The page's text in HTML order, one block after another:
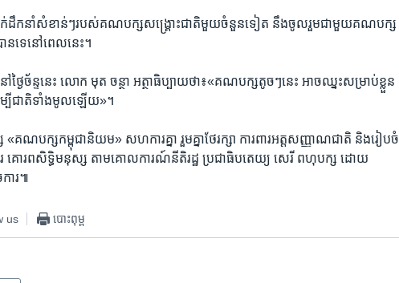
ក់​ដឹកនាំ​សំខាន់ៗ​របស់​គណបក្ស​សង្រ្គោះ​ជាតិ​មួយ​ចំនួន​ទៀត នឹង​ចូលរួម​ជាមួយ​គណ​បក្ស
ន​ទេ​នៅ​ពេល​នេះ។
ៃ​ច័ន្ទ​នេះ លោក​ មុត ចន្ថា អត្ថាធិប្បាយ​ថា៖«គណបក្ស​តូចៗ​នេះ អាច​ឈ្នះ​សម្រាប់​ខ្លួន​
ម្បី​ជាតិ​ទាំង​មូល​ឡើយ»។
ណបក្ស​កម្ពុជា​និយម» សហការ​គ្នា រួម​គ្នា​ថែរក្សា​ ការពារ​អត្ត​សញ្ញាណ​ជាតិ និង​រៀប​ចំ​
គោរព​សិទ្ធិ​មនុស្ស តាម​គោល​ការណ៍​នីតិរដ្ឋ ប្រជា​ធិប​តេយ្យ សេរី ពហុ​បក្ស ដោយ​
ារ៕
us បោះពុម្ព